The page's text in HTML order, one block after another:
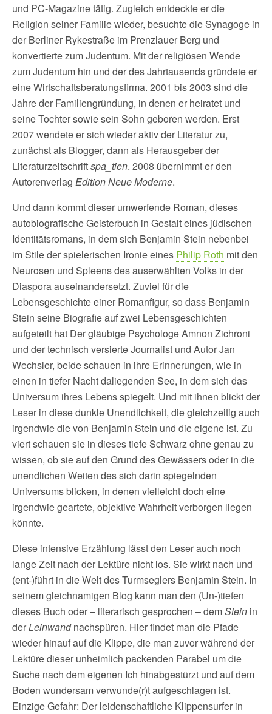
und PC-Magazine tätig. Zugleich entdeckte er die
Religion seiner Familie wieder, besuchte die Synagoge in
der Berliner Rykestraße im Prenzlauer Berg und
konvertierte zum Judentum. Mit der religiösen Wende
zum Judentum hin und der des Jahrtausends gründete er
eine Wirtschaftsberatungsfirma. 2001 bis 2003 sind die
Jahre der Familiengründung, in denen er heiratet und
seine Tochter sowie sein Sohn geboren werden. Erst
2007 wendete er sich wieder aktiv der Literatur zu,
zunächst als Blogger, dann als Herausgeber der
Literaturzeitschriftspa_tien. 2008 übernimmt er den
Autorenverlag Edition Neue Moderne.
Und dann kommt dieser umwerfende Roman, dieses
autobiografische Geisterbuch in Gestalt eines jüdischen
Identitätsromans, in dem sich Benjamin Stein nebenbei
im Stile der spielerischen Ironie eines Philip Roth mit den
Neurosen und Spleens des auserwählten Volks in der
Diaspora auseinandersetzt. Zuviel für die
Lebensgeschichte einer Romanfigur, so dass Benjamin
Stein seine Biografie auf zwei Lebensgeschichten
aufgeteilt hat Der gläubige Psychologe Amnon Zichroni
und der technisch versierte Journalist und Autor Jan
Wechsler, beide schauen in ihre Erinnerungen, wie in
einen in tiefer Nacht daliegenden See, in dem sich das
Universum ihres Lebens spiegelt. Und mit ihnen blickt der
Leser in diese dunkle Unendlichkeit, die gleichzeitig auch
irgendwie die von Benjamin Stein und die eigene ist. Zu
viert schauen sie in dieses tiefe Schwarz ohne genau zu
wissen, ob sie auf den Grund des Gewässers oder in die
unendlichen Weiten des sich darin spiegelnden
Universums blicken, in denen vielleicht doch eine
irgendwie geartete, objektive Wahrheit verborgen liegen
könnte.
Diese intensive Erzählung lässt den Leser auch noch
lange Zeit nach der Lektüre nicht los. Sie wirkt nach und
(ent-)führt in die Welt des Turmseglers Benjamin Stein. In
seinem gleichnamigen Blog kann man den (Un-)tiefen
dieses Buch oder – literarisch gesprochen – demStein in
derLeinwandnachspüren. Hier findet man die Pfade
wieder hinauf auf die Klippe, die man zuvor während der
Lektüre dieser unheimlich packenden Parabel um die
Suche nach dem eigenen Ich hinabgestürzt und auf dem
Boden wundersam verwunde(r)t aufgeschlagen ist.
Einzige Gefahr: Der leidenschaftliche Klippensurfer in